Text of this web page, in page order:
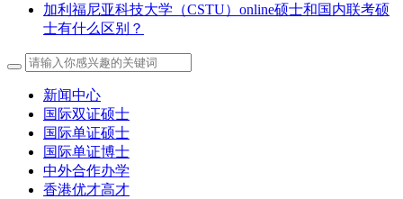
加利福尼亚科技大学（CSTU）online硕士和国内联考硕
士有什么区别？
新闻中心
国际双证硕士
国际单证硕士
国际单证博士
中外合作办学
香港优才高才